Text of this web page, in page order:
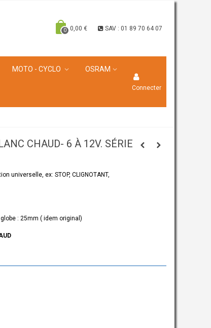
0 0,00 € SAV : 01 89 70 64 07
MOTO - CYCLO OSRAM
Connecter
CHAUD- 6 À 12V. SÉRIE
universelle, ex: STOP, CLIGNOTANT,
: 25mm ( idem original)